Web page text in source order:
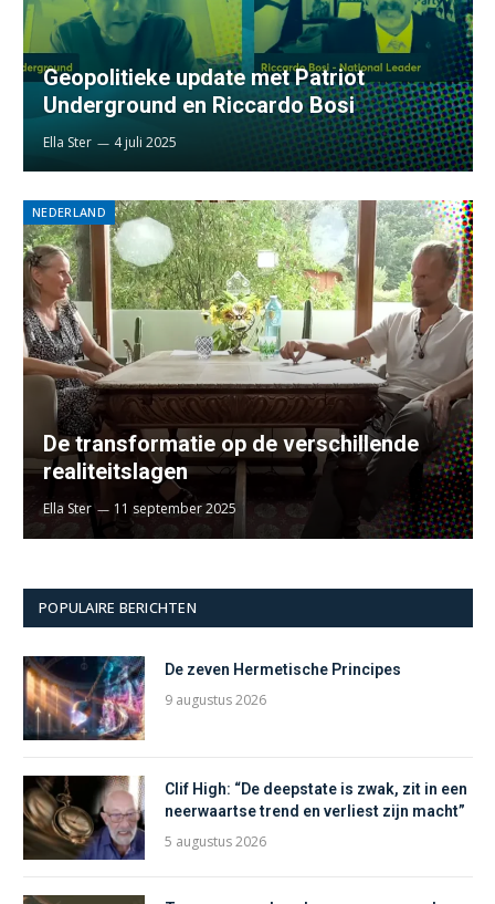
Geopolitieke update met Patriot
Underground en Riccardo Bosi
Ella Ster 4 juli 2025
NEDERLAND
De transformatie op de verschillende
realiteitslagen
Ella Ster 11 september 2025
POPULAIRE BERICHTEN
De zeven Hermetische Principes
9 augustus 2026
Clif High: “De deepstate is zwak, zit in een
neerwaartse trend en verliest zijn macht”
5 augustus 2026